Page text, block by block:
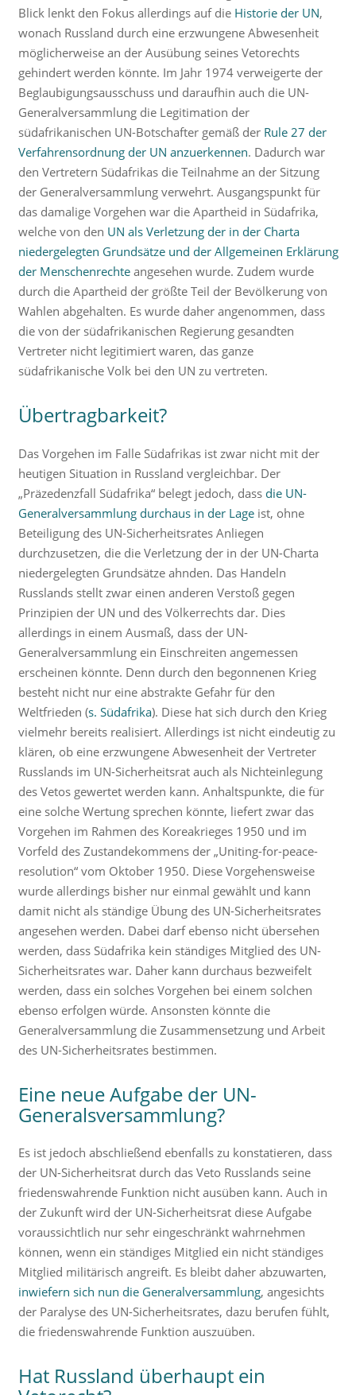
Blick lenkt den Fokus allerdings auf die Historie der UN,
wonach Russland durch eine erzwungene Abwesenheit
möglicherweise an der Ausübung seines Vetorechts
gehindert werden könnte. Im Jahr 1974 verweigerte der
Beglaubigungsausschuss und daraufhin auch die UN-
Generalversammlung die Legitimation der
südafrikanischen UN-Botschafter gemäß der Rule 27 der
Verfahrensordnung der UN anzuerkennen. Dadurch war
den Vertretern Südafrikas die Teilnahme an der Sitzung
der Generalversammlung verwehrt. Ausgangspunkt für
das damalige Vorgehen war die Apartheid in Südafrika,
welche von den UN als Verletzung der in der Charta
niedergelegten Grundsätze und der Allgemeinen Erklärung
der Menschenrechteangesehen wurde. Zudem wurde
durch die Apartheid der größte Teil der Bevölkerung von
Wahlen abgehalten. Es wurde daher angenommen, dass
die von der südafrikanischen Regierung gesandten
Vertreter nicht legitimiert waren, das ganze
südafrikanische Volk bei den UN zu vertreten.
Übertragbarkeit?
Das Vorgehen im Falle Südafrikas ist zwar nicht mit der
heutigen Situation in Russland vergleichbar. Der
„Präzedenzfall Südafrika“ belegt jedoch, dass die UN-
Generalversammlung durchaus in der Lageist, ohne
Beteiligung des UN-Sicherheitsrates Anliegen
durchzusetzen, die die Verletzung der in der UN-Charta
niedergelegten Grundsätze ahnden. Das Handeln
Russlands stellt zwar einen anderen Verstoß gegen
Prinzipien der UN und des Völkerrechts dar. Dies
allerdings in einem Ausmaß, dass der UN-
Generalversammlung ein Einschreiten angemessen
erscheinen könnte. Denn durch den begonnenen Krieg
besteht nicht nur eine abstrakte Gefahr für den
Weltfrieden (s. Südafrika). Diese hat sich durch den Krieg
vielmehr bereits realisiert. Allerdings ist nicht eindeutig zu
klären, ob eine erzwungene Abwesenheit der Vertreter
Russlands im UN-Sicherheitsrat auch als Nichteinlegung
des Vetos gewertet werden kann. Anhaltspunkte, die für
eine solche Wertung sprechen könnte, liefert zwar das
Vorgehen im Rahmen des Koreakrieges 1950 und im
Vorfeld des Zustandekommens der „Uniting-for-peace-
resolution“ vom Oktober 1950. Diese Vorgehensweise
wurde allerdings bisher nur einmal gewählt und kann
damit nicht als ständige Übung des UN-Sicherheitsrates
angesehen werden. Dabei darf ebenso nicht übersehen
werden, dass Südafrika kein ständiges Mitglied des UN-
Sicherheitsrates war. Daher kann durchaus bezweifelt
werden, dass ein solches Vorgehen bei einem solchen
ebenso erfolgen würde. Ansonsten könnte die
Generalversammlung die Zusammensetzung und Arbeit
des UN-Sicherheitsrates bestimmen.
Eine neue Aufgabe der UN-
Generalsversammlung?
Es ist jedoch abschließend ebenfalls zu konstatieren, dass
der UN-Sicherheitsrat durch das Veto Russlands seine
friedenswahrende Funktion nicht ausüben kann. Auch in
der Zukunft wird der UN-Sicherheitsrat diese Aufgabe
voraussichtlich nur sehr eingeschränkt wahrnehmen
können, wenn ein ständiges Mitglied ein nicht ständiges
Mitglied militärisch angreift. Es bleibt daher abzuwarten,
inwiefern sich nun die Generalversammlung, angesichts
der Paralyse des UN-Sicherheitsrates, dazu berufen fühlt,
die friedenswahrende Funktion auszuüben.
Hat Russland überhaupt ein